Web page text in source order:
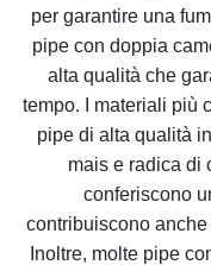
per garantire una
pipe con doppia
alta qualità che
tempo. I materiali più
pipe di alta qualità
mais e radica di
conferiscono
contribuiscono
Inoltre, molte pipe